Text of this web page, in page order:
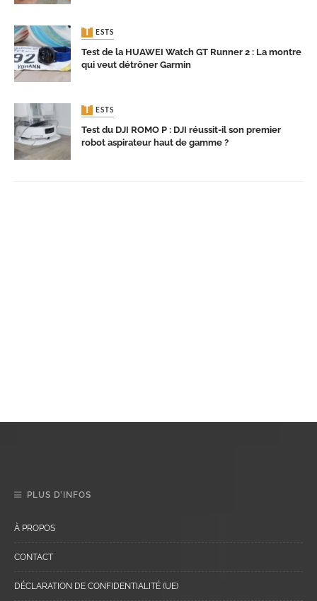
TESTS
Test de la HUAWEI Watch GT Runner 2 : La montre
qui veut détrôner Garmin
TESTS
Test du DJI ROMO P : DJI réussit-il son premier
robot aspirateur haut de gamme ?
PLUS D’INFOS
À PROPOS
CONTACT
DÉCLARATION DE CONFIDENTIALITÉ (UE)